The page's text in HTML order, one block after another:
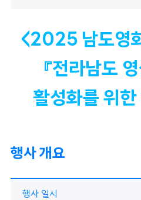
<2025 남도영
『전라남도
활성화를 위한
행사 개요
행사 일시